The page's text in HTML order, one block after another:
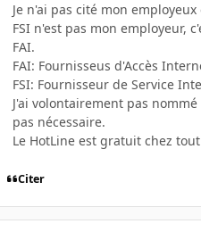
Je n'ai pas cité mon
FSI n'est pas mon employeur,
FAI.
FAI: Fournisseus d'Accès
FSI: Fournisseur de Service
J'ai volontairement pas
pas nécessaire.
Le HotLine est gratuit chez
Citer